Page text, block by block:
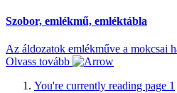
Szobor, emlékmű, emléktábla
Az áldozatok emlékműve a mokcsai
Olvass tovább
You're currently reading page 1